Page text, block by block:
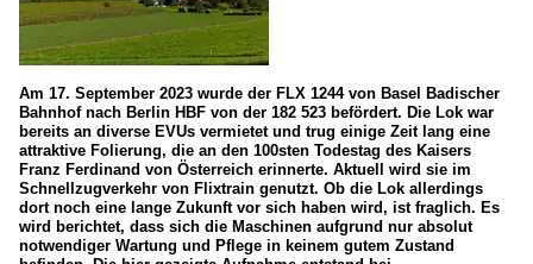
Am 17. September 2023 wurde der FLX 1244 von Basel Badischer
Bahnhof nach Berlin HBF von der 182 523 befördert. Die Lok war
bereits an diverse EVUs vermietet und trug einige Zeit lang eine
attraktive Folierung, die an den 100sten Todestag des Kaisers
Franz Ferdinand von Österreich erinnerte. Aktuell wird sie im
Schnellzugverkehr von Flixtrain genutzt. Ob die Lok allerdings
dort noch eine lange Zukunft vor sich haben wird, ist fraglich. Es
wird berichtet, dass sich die Maschinen aufgrund nur absolut
notwendiger Wartung und Pflege in keinem gutem Zustand